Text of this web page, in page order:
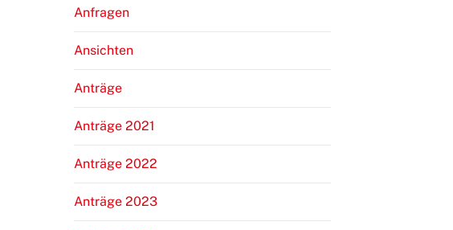
Anfragen
Ansichten
Anträge
Anträge 2021
Anträge 2022
Anträge 2023